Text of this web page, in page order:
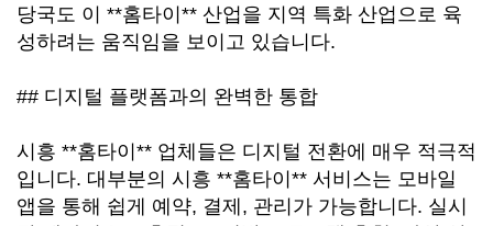
당국도 이 **홈타이** 산업을 지역 특화 산업으로 육
성하려는 움직임을 보이고 있습니다.
## 디지털 플랫폼과의 완벽한 통합
시흥 **홈타이** 업체들은 디지털 전환에 매우 적극적
입니다. 대부분의 시흥 **홈타이** 서비스는 모바일
앱을 통해 쉽게 예약, 결제, 관리가 가능합니다. 실시